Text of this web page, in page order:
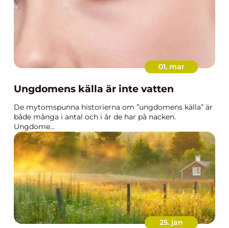
01. mar
Ungdomens källa är inte vatten
De mytomspunna historierna om ”ungdomens källa” är
både många i antal och i år de har på nacken.
Ungdome...
25. jan